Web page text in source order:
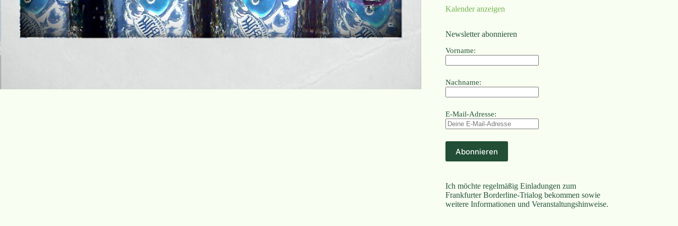
Kalender anzeigen
Newsletter abonnieren
Vorname:
Nachname:
E-Mail-Adresse:
Ich möchte regelmäßig Einladungen zum
Frankfurter Borderline-Trialog bekommen sowie
weitere Informationen und Veranstaltungshinweise.